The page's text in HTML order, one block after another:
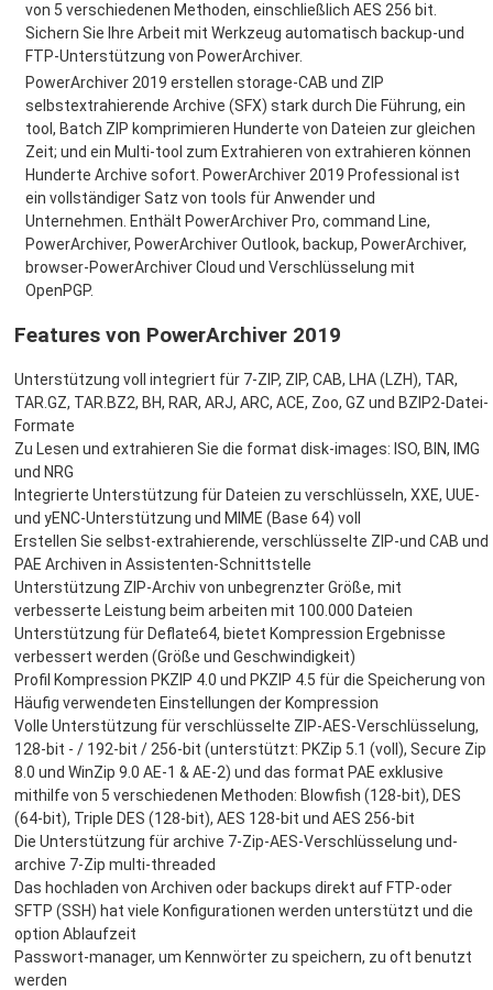
von 5 verschiedenen Methoden, einschließlich AES 256 bit.
Sichern Sie Ihre Arbeit mit Werkzeug automatisch backup-und
FTP-Unterstützung von PowerArchiver.
PowerArchiver 2019 erstellen storage-CAB und ZIP
selbstextrahierende Archive (SFX) stark durch Die Führung, ein
tool, Batch ZIP komprimieren Hunderte von Dateien zur gleichen
Zeit; und ein Multi-tool zum Extrahieren von extrahieren können
Hunderte Archive sofort. PowerArchiver 2019 Professional ist
ein vollständiger Satz von tools für Anwender und
Unternehmen. Enthält PowerArchiver Pro, command Line,
PowerArchiver, PowerArchiver Outlook, backup, PowerArchiver,
browser-PowerArchiver Cloud und Verschlüsselung mit
OpenPGP.
Features von PowerArchiver 2019
Unterstützung voll integriert für 7-ZIP, ZIP, CAB, LHA (LZH), TAR,
TAR.GZ, TAR.BZ2, BH, RAR, ARJ, ARC, ACE, Zoo, GZ und BZIP2-Datei-
Formate
Zu Lesen und extrahieren Sie die format disk-images: ISO, BIN, IMG
und NRG
Integrierte Unterstützung für Dateien zu verschlüsseln, XXE, UUE-
und yENC-Unterstützung und MIME (Base 64) voll
Erstellen Sie selbst-extrahierende, verschlüsselte ZIP-und CAB und
PAE Archiven in Assistenten-Schnittstelle
Unterstützung ZIP-Archiv von unbegrenzter Größe, mit
verbesserte Leistung beim arbeiten mit 100.000 Dateien
Unterstützung für Deflate64, bietet Kompression Ergebnisse
verbessert werden (Größe und Geschwindigkeit)
Profil Kompression PKZIP 4.0 und PKZIP 4.5 für die Speicherung von
Häufig verwendeten Einstellungen der Kompression
Volle Unterstützung für verschlüsselte ZIP-AES-Verschlüsselung,
128-bit - / 192-bit / 256-bit (unterstützt: PKZip 5.1 (voll), Secure Zip
8.0 und WinZip 9.0 AE-1 & AE-2) und das format PAE exklusive
mithilfe von 5 verschiedenen Methoden: Blowfish (128-bit), DES
(64-bit), Triple DES (128-bit), AES 128-bit und AES 256-bit
Die Unterstützung für archive 7-Zip-AES-Verschlüsselung und-
archive 7-Zip multi-threaded
Das hochladen von Archiven oder backups direkt auf FTP-oder
SFTP (SSH) hat viele Konfigurationen werden unterstützt und die
option Ablaufzeit
Passwort-manager, um Kennwörter zu speichern, zu oft benutzt
werden